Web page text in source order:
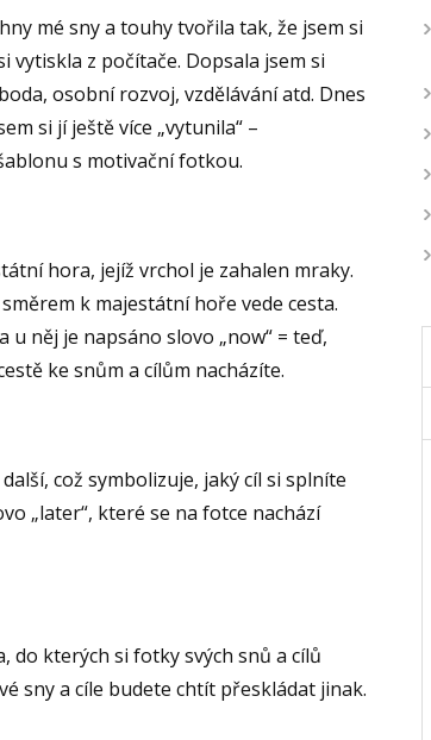
mé sny a touhy tvořila tak, že jsem si
z počítače. Dopsala jsem si
osobní rozvoj, vzdělávání atd. Dnes
si jí ještě více „vytunila“ –
s motivační fotkou.
hora, jejíž vrchol je zahalen mraky.
k majestátní hoře vede cesta.
něj je napsáno slovo „now“ = teď,
ke snům a cílům nacházíte.
což symbolizuje, jaký cíl si splníte
„later“, které se na fotce nachází
do kterých si fotky svých snů a cílů
sny a cíle budete chtít přeskládat jinak.